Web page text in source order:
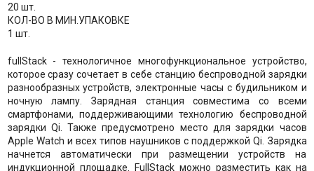
20 шт.
КОЛ-ВО В МИН.УПАКОВКЕ
1 шт.
fullStack - технологичное многофункциональное устройство,
которое сразу сочетает в себе станцию беспроводной зарядки
разнообразных устройств, электронные часы с будильником и
ночную лампу. Зарядная станция совместима со всеми
смартфонами, поддерживающими технологию беспроводной
зарядки Qi. Также предусмотрено место для зарядки часов
Apple Watch и всех типов наушников с поддержкой Qi. Зарядка
начнется автоматически при размещении устройств на
индукционной площадке. FullStack можно разместить как на